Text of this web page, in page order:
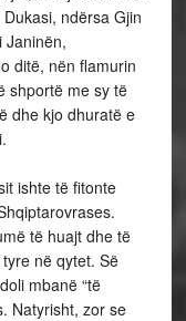
ndërsa Gjin
Janinën,
ditë, nën flamurin
shportë me sy të
dhe kjo dhuratë e
ishte të fitonte
të huajt dhe të
në qytet. Së
mbanë “të
Natyrisht, zor se